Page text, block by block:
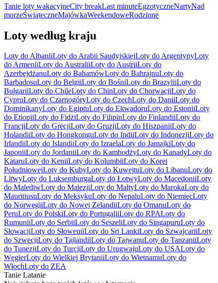
Tanie loty wakacyjneCity breakLast minuteEgzotyczneNartyNad
morzeŚwiąteczneMajówkaWeekendoweRodzinne
Loty według kraju
Loty do AlbaniiLoty do Arabii SaudyjskiejLoty do ArgentynyLoty
do ArmeniiLoty do AustraliiLoty do AustriiLoty do
AzerbejdżanuLoty do BahamówLoty do BahrajnuLoty do
BarbadosuLoty do BelgiiLoty do BośniLoty do BrazyliiLoty do
BułgariiLoty do ChileLoty do ChinLoty do ChorwacjiLoty do
CypruLoty do CzarnogóryLoty do CzechLoty do DaniiLoty do
DominikanyLoty do EgiptuLoty do EkwadoruLoty do EstoniiLoty
do EtiopiiLoty do FidżiLoty do FilipinLoty do FinlandiiLoty do
FrancjiLoty do GrecjiLoty do GruzjiLoty do HiszpaniiLoty do
HolandiiLoty do HongkonguLoty do IndiiLoty do IndonezjiLoty do
IrlandiiLoty do IslandiiLoty do IzraelaLoty do JamajkiLoty do
JaponiiLoty do JordaniiLoty do KambodżyLoty do KanadyLoty do
KataruLoty do KeniiLoty do KolumbiiLoty do Korei
PołudniowejLoty do KubyLoty do KuwejtuLoty do LibanuLoty do
LitwyLoty do LuksemburgaLoty do ŁotwyLoty do MacedoniiLoty
do MalediwLoty do MalezjiLoty do MaltyLoty do MarokaLoty do
MauritiusuLoty do MeksykuLoty do NepaluLoty do NiemiecLoty
do NorwegiiLoty do Nowej ZelandiiLoty do OmanuLoty do
PeruLoty do PolskiLoty do PortugaliiLoty do RPALoty do
RumuniiLoty do SerbiiLoty do SeszeliLoty do SingapuruLoty do
SłowacjiLoty do SłoweniiLoty do Sri LankiLoty do SzwajcariiLoty
do SzwecjiLoty do TajlandiiLoty do TajwanuLoty do TanzaniiLoty
do TunezjiLoty do TurcjiLoty do UrugwajuLoty do USALoty do
WęgierLoty do Wielkiej BrytaniiLoty do WietnamuLoty do
WłochLoty do ZEA
Tanie Latanie